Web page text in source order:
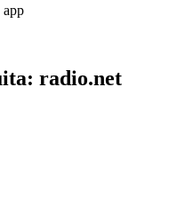
app
radio.net